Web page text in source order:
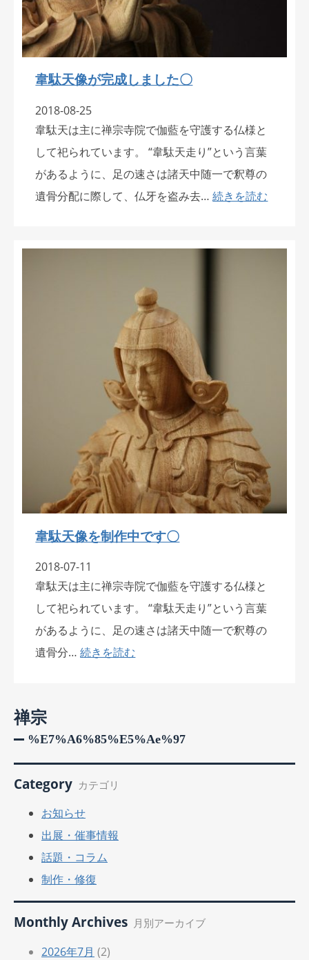
禅宗
%e7%a6%85%e5%ae%97
Category カテゴリ
お知らせ
出展・催事情報
話題・コラム
制作・修復
Monthly Archives 月別アーカイブ
2026年7月 (2)
韋駄天像が完成しました〇
2018-08-25
韋駄天は主に禅宗寺院で伽藍を守護する仏様と
して祀られています。 “韋駄天走り”という言葉
があるように、足の速さは諸天中随一で釈尊の
遺骨分配に際して、仏牙を盗み去…続きを読む
韋駄天像を制作中です〇
2018-07-11
韋駄天は主に禅宗寺院で伽藍を守護する仏様と
して祀られています。 “韋駄天走り”という言葉
があるように、足の速さは諸天中随一で釈尊の
遺骨分…続きを読む